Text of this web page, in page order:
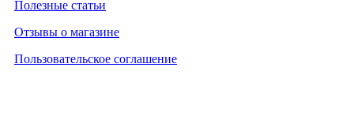
Полезные статьи
Отзывы о магазине
Пользовательское соглашение